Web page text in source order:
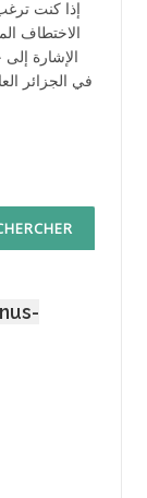
إذا كنت
الاختطاف
الإشارة